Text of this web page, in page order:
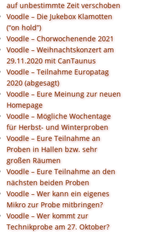
auf unbestimmte Zeit verschoben
Voodle – Die Jukebox Klamotten
(“on hold”)
Voodle – Chorwochenende 2021
Voodle – Weihnachtskonzert am
29.11.2020 mit CanTaunus
Voodle – Teilnahme Europatag
2020 (abgesagt)
Voodle – Eure Meinung zur neuen
Homepage
Voodle – Mögliche Wochentage
für Herbst- und Winterproben
Voodle – Eure Teilnahme an
Proben in Hallen bzw. sehr
großen Räumen
Voodle – Eure Teilnahme an den
nächsten beiden Proben
Voodle – Wer kann ein eigenes
Mikro zur Probe mitbringen?
Voodle – Wer kommt zur
Technikprobe am 27. Oktober?